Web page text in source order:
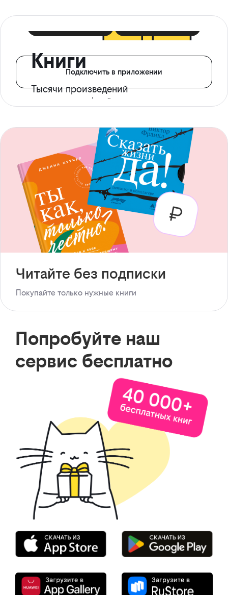
Книги
Тысячи произведений
с доступом офлайн
Подключить в приложении
Читайте без подписки
Покупайте только нужные книги
Попробуйте наш
сервис бесплатно